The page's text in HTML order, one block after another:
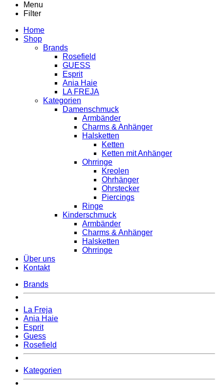
Menu
Filter
Home
Shop
Brands
Rosefield
GUESS
Esprit
Ania Haie
LA FREJA
Kategorien
Damenschmuck
Armbänder
Charms & Anhänger
Halsketten
Ketten
Ketten mit Anhänger
Ohrringe
Kreolen
Ohrhänger
Ohrstecker
Piercings
Ringe
Kinderschmuck
Armbänder
Charms & Anhänger
Halsketten
Ohrringe
Über uns
Kontakt
Brands
La Freja
Ania Haie
Esprit
Guess
Rosefield
Kategorien